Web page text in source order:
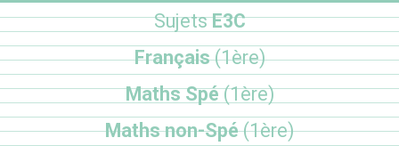
SujetsE3C
Français(1ère)
Maths Spé(1ère)
Maths non-Spé(1ère)